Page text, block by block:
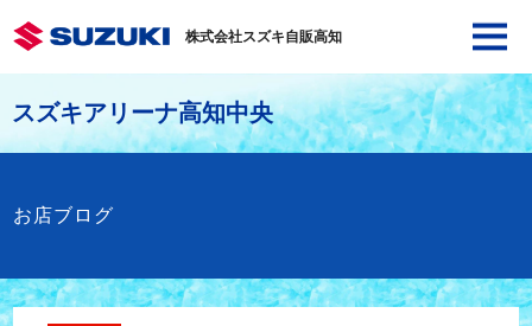
株式会社スズキ自販高知
スズキアリーナ高知中央
お店ブログ